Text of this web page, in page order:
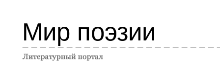
Мир поэзии